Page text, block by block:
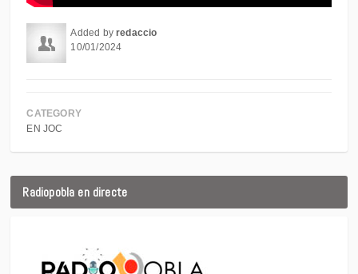
Added byredaccio
10/01/2024
CATEGORY
EN JOC
Radiopobla en directe